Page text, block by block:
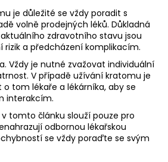
je důležité se vždy poradit s
volně prodejných léků. Důkladná
zdravotního stavu jsou
rizik a předcházení komplikacím.
Vždy je nutné zvažovat individuální
V případě užívání kratomu je
tom lékaře a lékárníka, aby se
interakcím.
tomto článku slouží pouze pro
odbornou lékařskou
se vždy poraďte se svým
HLEDAT